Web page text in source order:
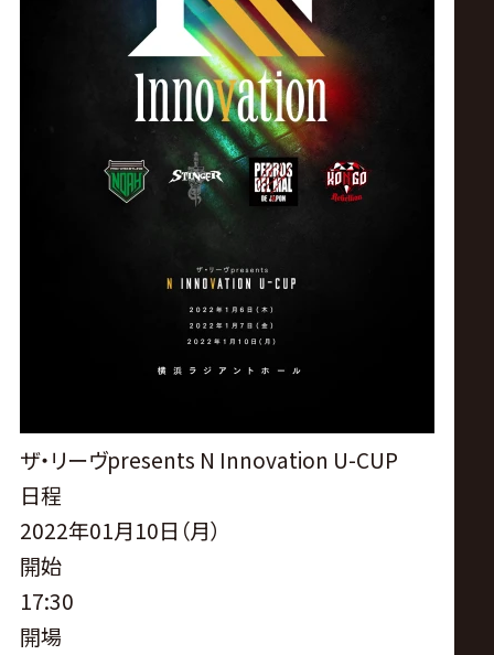
サ
イ
ト
ザ・リーヴpresents N Innovation U-CUP
日程
2022年01月10日（月）
開始
17:30
開場